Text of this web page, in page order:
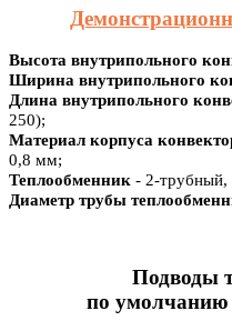
Высота внутрипольного
Ширина внутрипольного
Длина внутрипольного
250);
Материал корпуса
0,8 мм;
Теплообменник - 2-
Диаметр трубы
Подводы
по умолчанию